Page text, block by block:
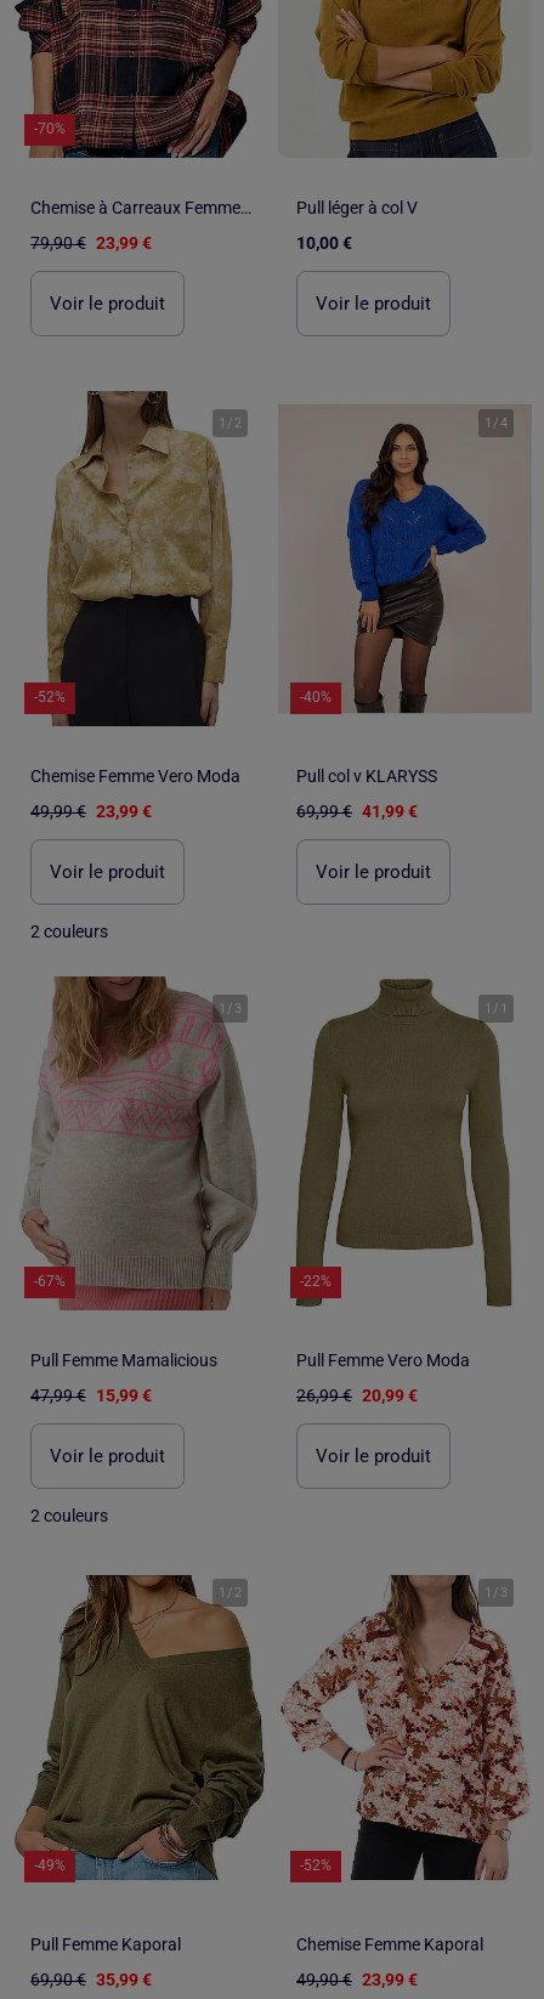
-70%
Chemise à Carreaux Femme Kaporal
79,90 € 23,99 €
Voir le produit
Pull léger à col V
10,00 €
Voir le produit
1 / 2
-52%
Chemise Femme Vero Moda
49,99 € 23,99 €
Voir le produit
2 couleurs
1 /4
-40%
Pull col v KLARYSS
69,99 € 41,99 €
Voir le produit
1 / 3
-67%
Pull Femme Mamalicious
47,99 € 15,99 €
Voir le produit
2 couleurs
1 / 1
-22%
Pull Femme Vero Moda
26,99 € 20,99 €
Voir le produit
1 / 2
-49%
Pull Femme Kaporal
69,90 € 35,99 €
1 / 3
-52%
Chemise Femme Kaporal
49,90 € 23,99 €